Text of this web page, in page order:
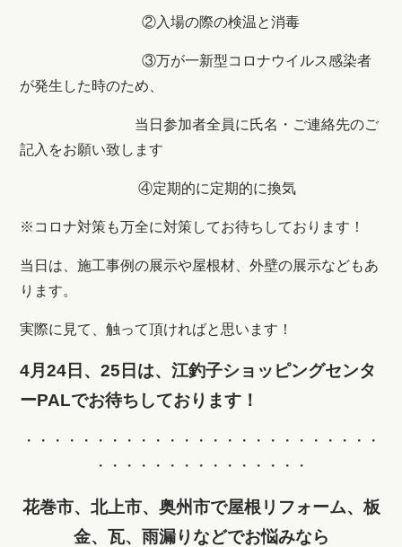
②入場の際の検温と消毒
③万が一新型コロナウイルス感染者
が発生した時のため、
当日参加者全員に氏名・ご連絡先のご
記入をお願い致します
④定期的に定期的に換気
※コロナ対策も万全に対策してお待ちしております！
当日は、施工事例の展示や屋根材、外壁の展示などもあ
ります。
実際に見て、触って頂ければと思います！
4月24日、25日は、江釣子ショッピングセンタ
ーPALでお待ちしております！
・・・・・・・・・・・・・・・・・・・・・・・・・
・・・・・・・・・・・・・・・
花巻市、北上市、奥州市で屋根リフォーム、板
金、瓦、雨漏りなどでお悩みなら